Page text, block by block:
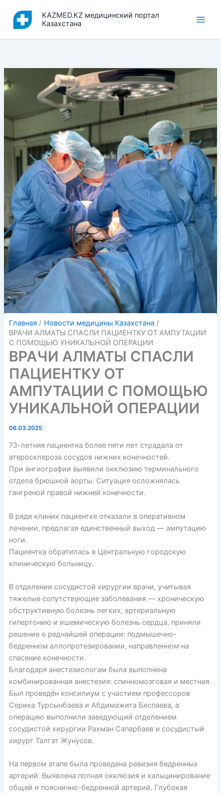
содержимому
KAZMED.KZ медицинский портал
Казахстана
Главная
Новости медицины Казахстана
ВРАЧИ АЛМАТЫ СПАСЛИ ПАЦИЕНТКУ ОТ АМПУТАЦИИ
С ПОМОЩЬЮ УНИКАЛЬНОЙ ОПЕРАЦИИ
ВРАЧИ АЛМАТЫ СПАСЛИ
ПАЦИЕНТКУ ОТ
АМПУТАЦИИ С ПОМОЩЬЮ
УНИКАЛЬНОЙ ОПЕРАЦИИ
06.03.2025
73-летняя пациентка более пяти лет страдала от
атеросклероза сосудов нижних конечностей.
При ангиографии выявили окклюзию терминального
отдела брюшной аорты. Ситуация осложнялась
гангреной правой нижней конечности.
В ряде клиник пациентке отказали в оперативном
лечении, предлагая единственный выход — ампутацию
ноги.
Пациентка обратилась в Центральную городскую
клиническую больницу.
В отделении сосудистой хирургии врачи, учитывая
тяжелые сопутствующие заболевания — хроническую
обструктивную болезнь легких, артериальную
гипертонию и ишемическую болезнь сердца, приняли
решение о редчайшей операции: подмышечно-
бедренном аллопротезировании, направленном на
спасение конечности.
Благодаря анестезиологам была выполнена
комбинированная анестезия: спинномозговая и местная.
Был проведён консилиум с участием профессоров
Серика Турсынбаева и Абдимажита Беспаева, а
операцию выполнили заведующий отделением
сосудистой хирургии Рахман Сапарбаев и сосудистый
хирург Талгат Жунусов.
На первом этапе была проведена ревизия бедренных
артерий. Выявлена полная окклюзия и кальцинирование
общей и пояснично-бедренной артерий. Глубокая